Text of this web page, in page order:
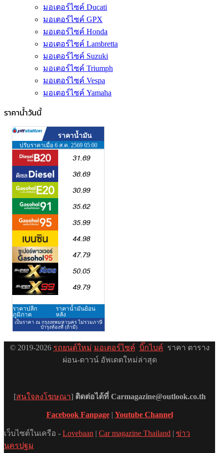
มอเตอร์ไซค์ Ducati
มอเตอร์ไซค์ GPX
มอเตอร์ไซค์ Honda
มอเตอร์ไซค์ Lambretta
มอเตอร์ไซค์ Suzuki
มอเตอร์ไซค์ Triumph
มอเตอร์ไซค์ Vespa
มอเตอร์ไซค์ Yamaha
ราคาน้ำวันนี้
© 2019-2026 รถยนต์ใหม่ มอเตอร์ไซค์ บิ๊กไบค์ ราคา ตาราง
ผ่อน-ดาวน์ อัพเดตใหม่ล่าสุด
[สนใจลงโฆษณา] ติดต่อได้ที่ Carmagazine@outlook.co.th
Facebook Fanpage| Youtube Channel
เว็บไซต์ในเครือ - Lovebaan | Car magazine Thailand | ข่าว
นครปฐม